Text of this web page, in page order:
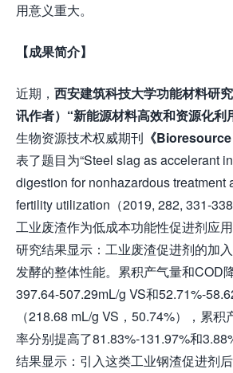
用意义重大。
【成果简介】
近期， 西安建筑科技大学功能材料研
讯作者）“新能源材料高效和资源化利
生物资源技术权威期刊 《
表了题目为“Steel slag as accelerant
digestion for nonhazardous treatment
fertility utilization（2019, 282, 331-
工业废渣作为低成本功能性促进剂应用
研究结果显示：工业废渣促进剂的加
发酵的整体性能。累积产气量和COD
397.64-507.29mL/g VS和52.71%-
（218.68 mL/g VS，50.74%），累
率分别提高了81.83%-131.97%和
结果显示：引入这类工业钢渣促进剂